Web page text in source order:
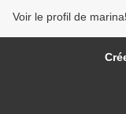
Voir le profil de